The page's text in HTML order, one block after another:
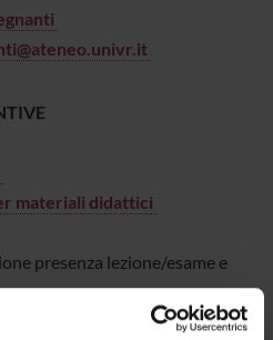
materiali didattici
presenza lezione/esame e